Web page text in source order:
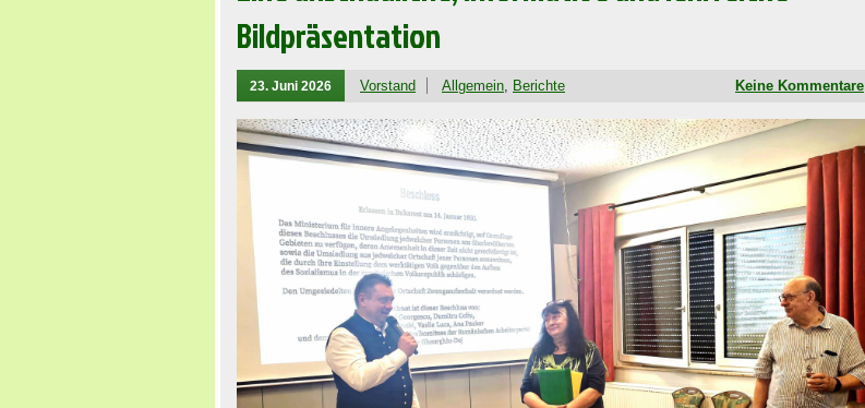
Bildpräsentation
23. Juni 2026 Vorstand Allgemein, Berichte Keine Kommentare